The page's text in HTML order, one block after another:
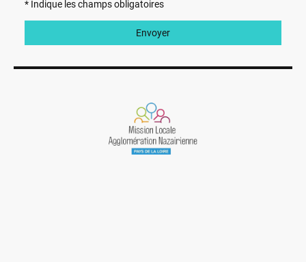
* Indique les champs obligatoires
Envoyer